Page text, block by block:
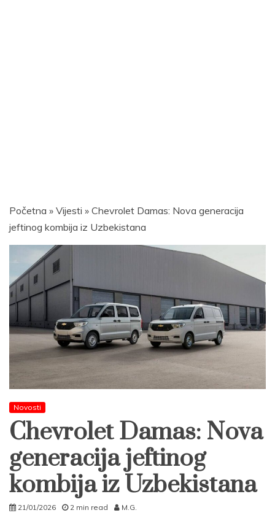
Početna » Vijesti » Chevrolet Damas: Nova generacija
jeftinog kombija iz Uzbekistana
Novosti
Chevrolet Damas: Nova
generacija jeftinog
kombija iz Uzbekistana
21/01/2026 2 min read M.G.